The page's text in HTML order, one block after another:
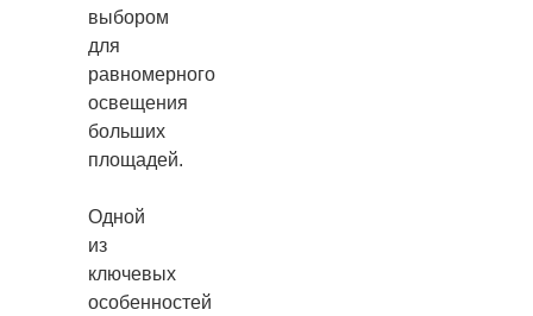
выбором
для
равномерного
освещения
больших
площадей.
Одной
из
ключевых
особенностей